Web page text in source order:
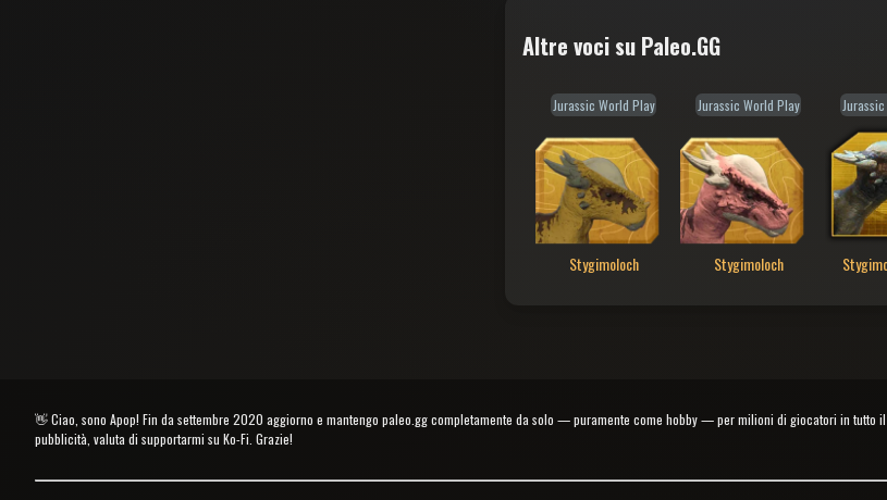
Altre voci su Paleo.GG
Jurassic World Play
Stygimoloch
Jurassic World Play
Stygimoloch
👋 Ciao, sono Apop! Fin da settembre 2020 aggiorno e mantengo paleo.gg completamente da solo — puramente come hobby — per milioni di giocatori in tutto
pubblicità, valuta di supportarmi su Ko-Fi. Grazie!